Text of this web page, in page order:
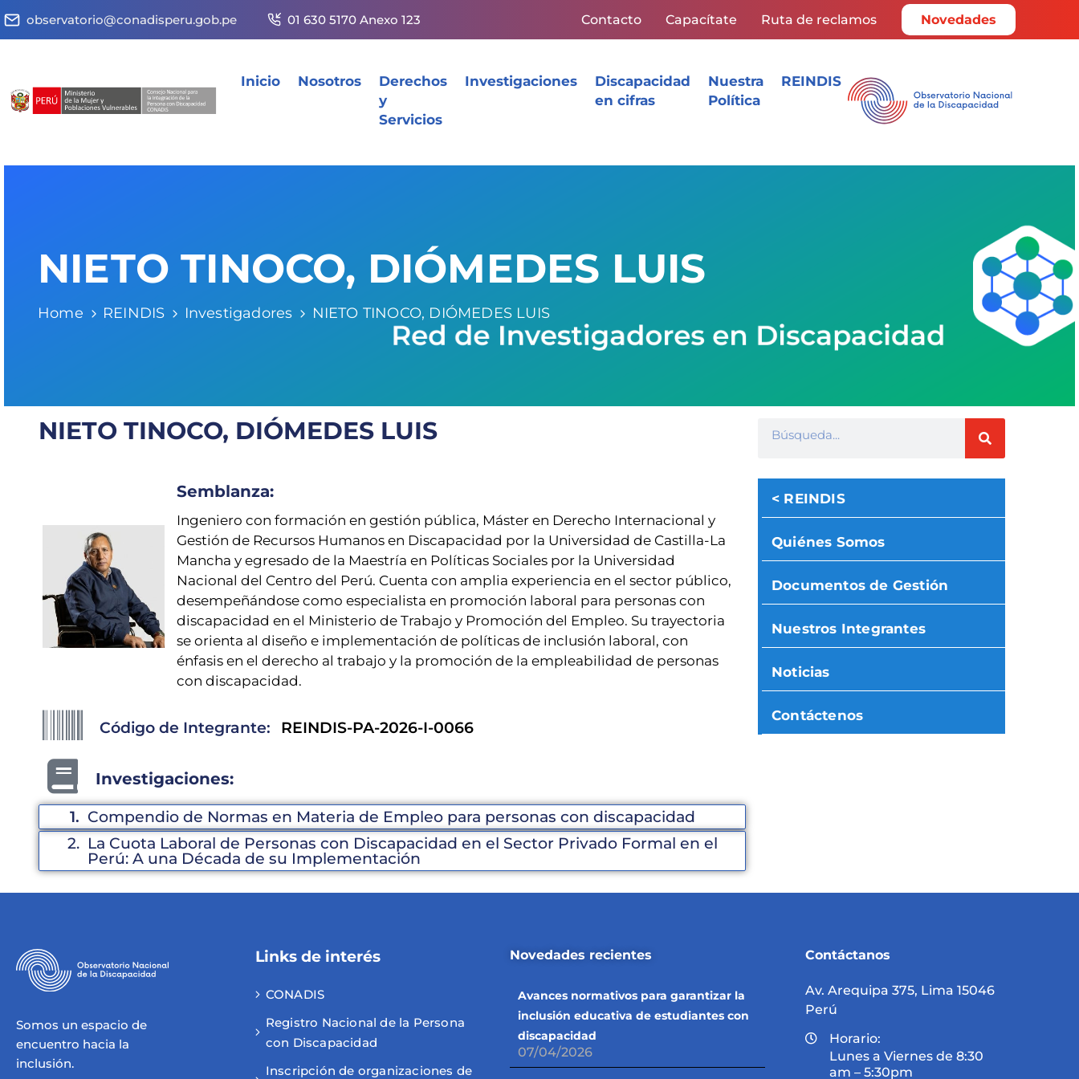
observatorio@conadisperu.gob.pe 01 630 5170 Anexo 123 Contacto Capacítate Ruta de reclamos Novedades
Inicio Nosotros
Derechos
y
Servicios
Investigaciones
Discapacidad
en cifras
Nuestra
Política
REINDIS
NIETO TINOCO, DIÓMEDES LUIS
Home REINDIS Investigadores NIETO TINOCO, DIÓMEDES LUIS
NIETO TINOCO, DIÓMEDES LUIS
Semblanza:
Ingeniero con formación en gestión pública, Máster en Derecho Internacional y
Gestión de Recursos Humanos en Discapacidad por la Universidad de Castilla-La
Mancha y egresado de la Maestría en Políticas Sociales por la Universidad
Nacional del Centro del Perú. Cuenta con amplia experiencia en el sector público,
desempeñándose como especialista en promoción laboral para personas con
discapacidad en el Ministerio de Trabajo y Promoción del Empleo. Su trayectoria
se orienta al diseño e implementación de políticas de inclusión laboral, con
énfasis en el derecho al trabajo y la promoción de la empleabilidad de personas
con discapacidad.
Código de Integrante: REINDIS-PA-2026-I-0066
Investigaciones:
1. Compendio de Normas en Materia de Empleo para personas con discapacidad
2. La Cuota Laboral de Personas con Discapacidad en el Sector Privado Formal en el
Perú: A una Década de su Implementación
< REINDIS
Quiénes Somos
Documentos de Gestión
Nuestros Integrantes
Noticias
Contáctenos
Somos un espacio de
encuentro hacia la
inclusión.
Links de interés
CONADIS
Registro Nacional de la Persona
con Discapacidad
Inscripción de organizaciones de
Novedades recientes
Avances normativos para garantizar la
inclusión educativa de estudiantes con
discapacidad
07/04/2026
Contáctanos
Av. Arequipa 375, Lima 15046
Perú
Horario:
Lunes a Viernes de 8:30
am – 5:30pm